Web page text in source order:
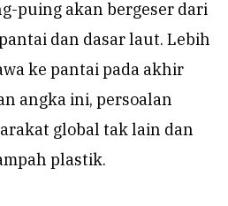
puing akan bergeser dari
dan dasar laut. Lebih
ke pantai pada akhir
angka ini, persoalan
global tak lain dan
plastik.